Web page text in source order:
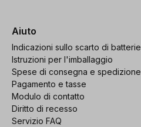
Aiuto
Indicazioni sullo scarto di batterie
Istruzioni per l'imballaggio
Spese di consegna e spedizione
Pagamento e tasse
Modulo di contatto
Diritto di recesso
Servizio FAQ